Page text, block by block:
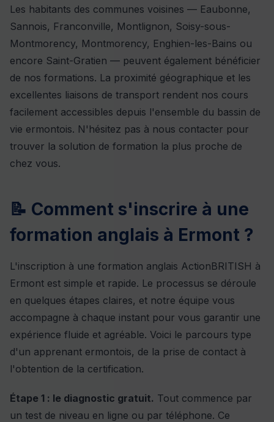
Les habitants des communes voisines — Eaubonne,
Sannois, Franconville, Montlignon, Soisy-sous-
Montmorency, Montmorency, Enghien-les-Bains ou
encore Saint-Gratien — peuvent également bénéficier
de nos formations. La proximité géographique et les
excellentes liaisons de transport rendent nos cours
facilement accessibles depuis l'ensemble du bassin de
vie ermontois. N'hésitez pas à nous contacter pour
trouver la solution de formation la plus proche de
chez vous.
📝 Comment s'inscrire à une
formation anglais à Ermont ?
L'inscription à une formation anglais ActionBRITISH à
Ermont est simple et rapide. Le processus se déroule
en quelques étapes claires, et notre équipe vous
accompagne à chaque instant pour vous garantir une
expérience fluide et agréable. Voici le parcours type
d'un apprenant ermontois, de la prise de contact à
l'obtention de la certification.
Étape 1 : le diagnostic gratuit. Tout commence par
un test de niveau en ligne ou par téléphone. Ce